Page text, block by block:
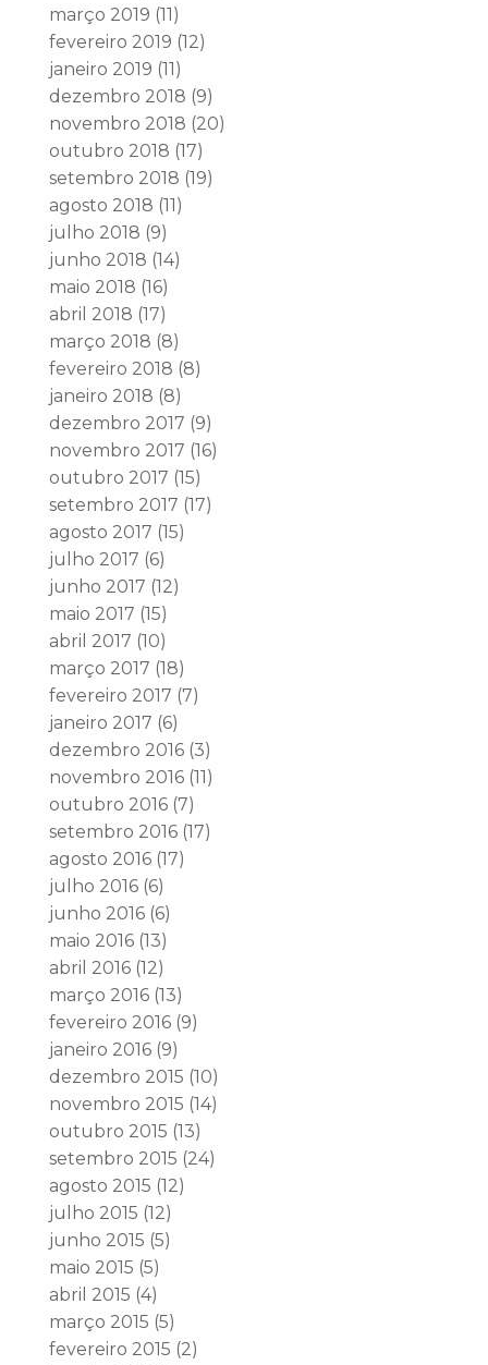
março 2019 (11)
fevereiro 2019 (12)
janeiro 2019 (11)
dezembro 2018 (9)
novembro 2018 (20)
outubro 2018 (17)
setembro 2018 (19)
agosto 2018 (11)
julho 2018 (9)
junho 2018 (14)
maio 2018 (16)
abril 2018 (17)
março 2018 (8)
fevereiro 2018 (8)
janeiro 2018 (8)
dezembro 2017 (9)
novembro 2017 (16)
outubro 2017 (15)
setembro 2017 (17)
agosto 2017 (15)
julho 2017 (6)
junho 2017 (12)
maio 2017 (15)
abril 2017 (10)
março 2017 (18)
fevereiro 2017 (7)
janeiro 2017 (6)
dezembro 2016(3)
novembro 2016(11)
outubro 2016(7)
setembro 2016(17)
agosto 2016(17)
julho 2016(6)
junho 2016(6)
maio 2016(13)
abril 2016(12)
março 2016(13)
fevereiro 2016(9)
janeiro 2016(9)
dezembro 2015 (10)
novembro 2015 (14)
outubro 2015 (13)
setembro 2015 (24)
agosto 2015 (12)
julho 2015 (12)
junho 2015 (5)
maio 2015 (5)
abril 2015 (4)
março 2015 (5)
fevereiro 2015 (2)